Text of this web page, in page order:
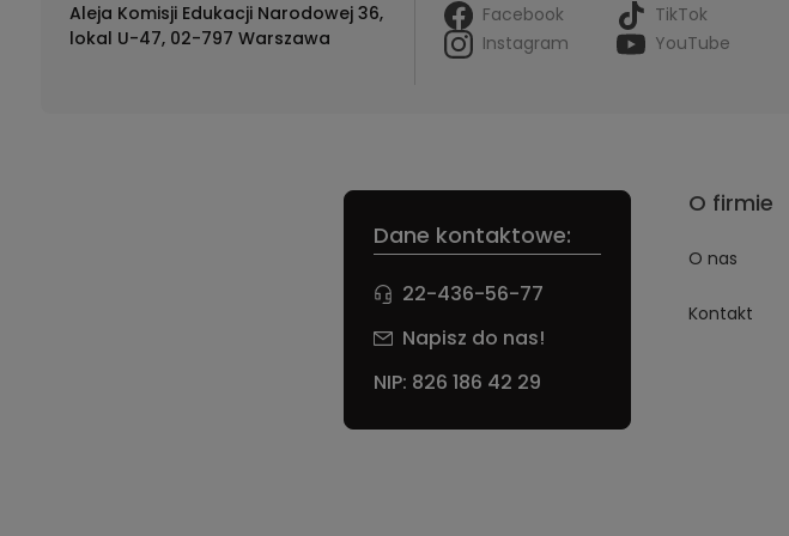
Aleja Komisji Edukacji Narodowej 36,
lokal U-47, 02-797 Warszawa
Facebook
TikTok
Instagram
YouTube
Dane kontaktowe:
22-436-56-77
Napisz do nas!
NIP: 826 186 42 29
O firmie
O nas
Kontakt